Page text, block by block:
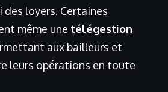
des loyers. Certaines
même une télégestion
aux bailleurs et
leurs opérations en toute